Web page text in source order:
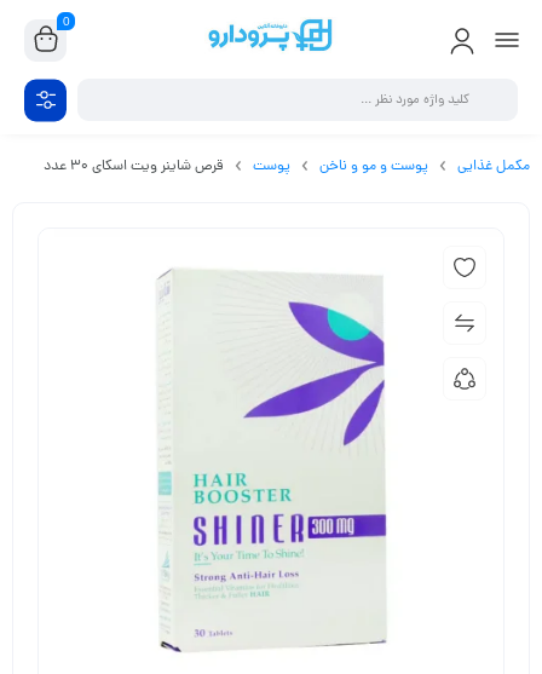
0
مکمل غذایی پوست و مو و ناخن پوست قرص شاینر ویت اسکای 30 عدد